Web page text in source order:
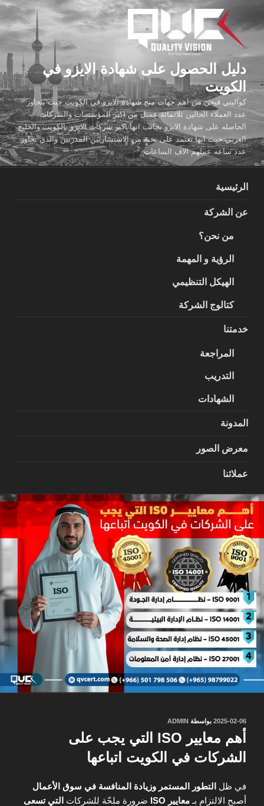
المحتوى
دليل الحصول على شهادة الايزو في
الكويت
كواليتي فيجن من اهم جهات منح شهادة الايزو في الكويت حيث يتجاوز
عدد العملاء الحالين ثلاثمائة عميل من اكبر المؤسسات والشركات
الحاصله على شهادة الايزو بجانب انها اكبر شركات الايزو بالكويت والخليج
العربي حيث انها تعتمد على نخبة من الاستشاريين المدربين والذي تجاوز
عدد ساعه عملهم الاف الساعات
الرئيسية
عن الشركة
من نحن؟
الرؤية و المهمة
الهيكل التنظيمي
كتالوج الشركة
خدمتنا
المراجعة
التدريب
الشهادات
المدونة
معرض الصور
عملائنا
نُشر
في
2025-02-06 بواسطة ADMIN
أهم معايير ISO التي يجب على
الشركات في الكويت اتباعها
في ظل التطور المستمر وزيادة المنافسة في سوق الأعمال
أصبح الالتزام بـ معايير ISO ضرورة ملحّة للشركات التي تسعى